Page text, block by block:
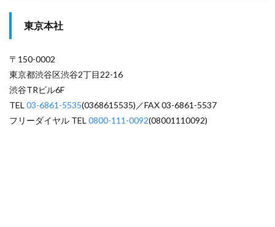
東京本社
〒150-0002
東京都渋谷区渋谷2丁目22-16
渋谷TRビル6F
TEL 03-6861-5535(0368615535)／FAX 03-6861-5537
フリーダイヤル TEL 0800-111-0092(08001110092)